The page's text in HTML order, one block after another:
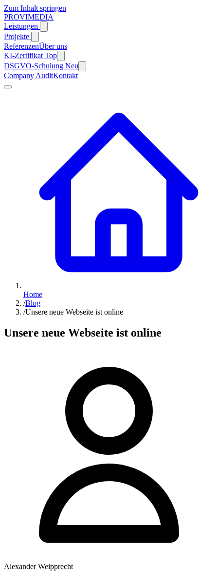
Zum Inhalt springen
PROVIMEDIA
Leistungen
Projekte
ReferenzenÜber uns
KI-Zertifikat Top
DSGVO-Schulung Neu
Company AuditKontakt
Home
/Blog
/Unsere neue Webseite ist online
Unsere neue Webseite ist online
Alexander Weipprecht